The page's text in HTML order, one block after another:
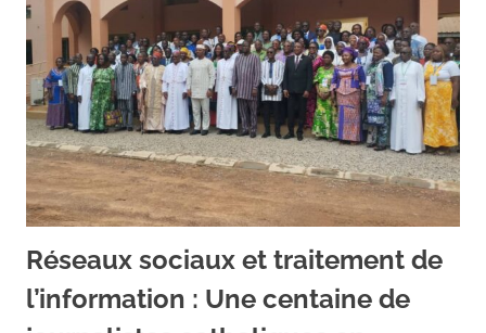
Réseaux sociaux et traitement de
l’information : Une centaine de